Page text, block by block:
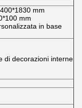
mm
mm
in base
di decorazioni interne